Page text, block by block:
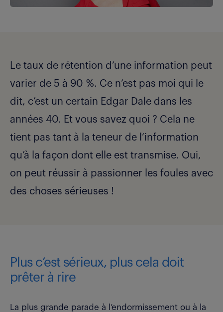
Le taux de rétention d’une information peut
varier de 5 à 90 %. Ce n’est pas moi qui le
dit, c’est un certain Edgar Dale dans les
années 40. Et vous savez quoi ? Cela ne
tient pas tant à la teneur de l’information
qu’à la façon dont elle est transmise. Oui,
on peut réussir à passionner les foules avec
des choses sérieuses !
Plus c’est sérieux, plus cela doit
prêter à rire
La plus grande parade à l’endormissement ou à la